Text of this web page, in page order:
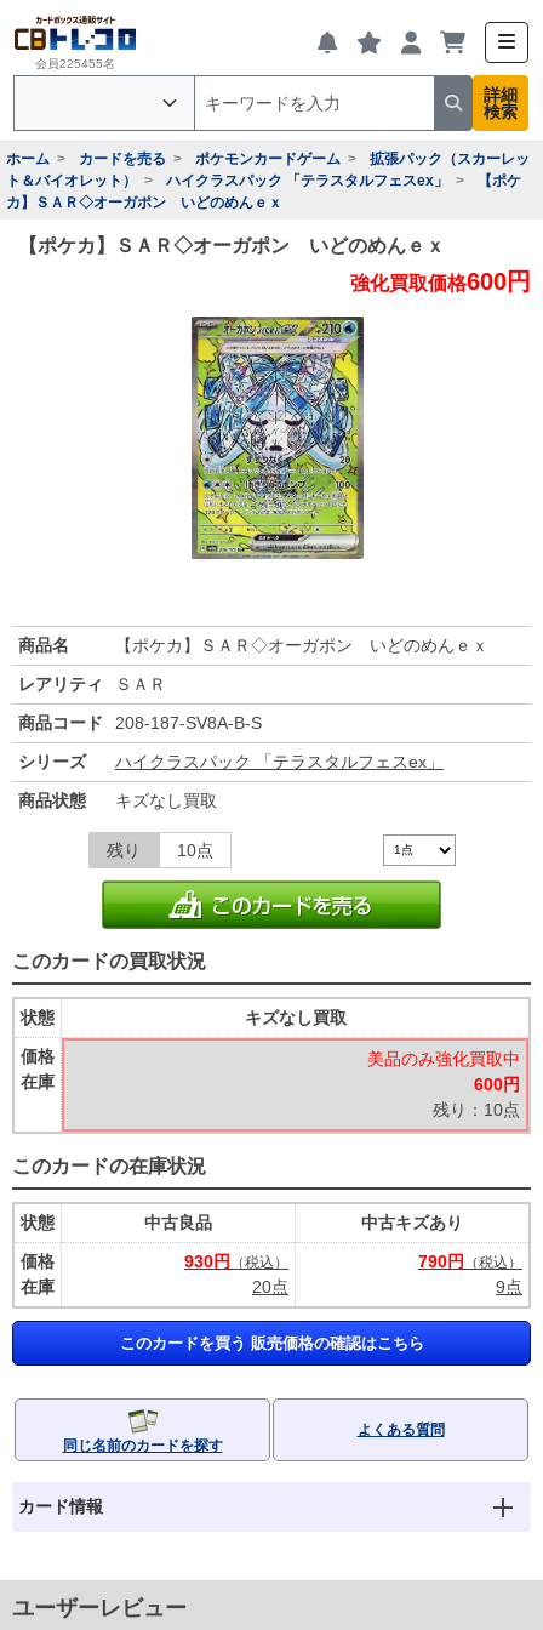
会員225455名
詳細
検索
ホーム カードを売る ポケモンカードゲーム
拡張パック（スカーレッ
ト＆バイオレット）
ハイクラスパック 「テラスタルフェスex」
【ポケ
カ】ＳＡＲ◇オーガポン いどのめんｅｘ
【ポケカ】ＳＡＲ◇オーガポン いどのめんｅｘ
強化買取価格600円
商品名
【ポケカ】ＳＡＲ◇オーガポン いどのめんｅｘ
レアリティ
ＳＡＲ
商品コード
208-187-SV8A-B-S
シリーズ
ハイクラスパック 「テラスタルフェスex」
商品状態
キズなし買取
残り 10点
このカードの買取状況
状態
価格
在庫
キズなし買取
美品のみ強化買取中
600円
残り：10点
このカードの在庫状況
状態
価格
在庫
中古良品
930円
（税込）
20点
中古キズあり
790円
（税込）
9点
このカードを買う 販売価格の確認はこちら
同じ名前のカードを探す
よくある質問
カード情報
ユーザーレビュー